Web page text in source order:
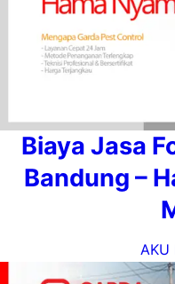
Biaya Jasa
Bandung –
AKU